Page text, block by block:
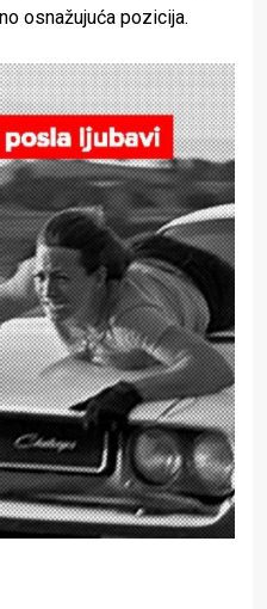
osnažujuća pozicija.